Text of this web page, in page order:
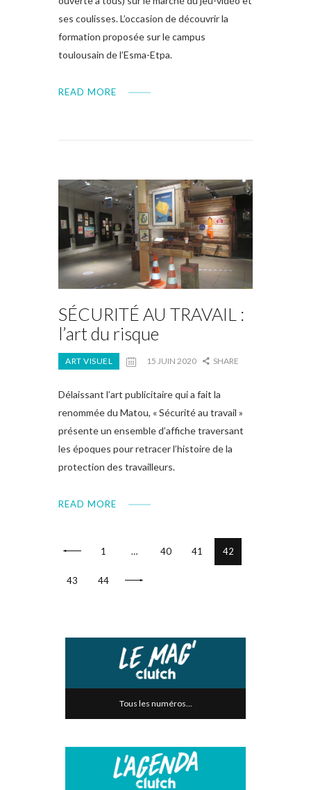
ses coulisses. L’occasion de découvrir la
formation proposée sur le campus
toulousain de l’Esma-Etpa.
READ MORE
SÉCURITÉ AU TRAVAIL :
l’art du risque
ART VISUEL 15 JUIN 2020 SHARE
Délaissant l’art publicitaire qui a fait la
renommée du Matou, « Sécurité au travail »
présente un ensemble d’affiche traversant
les époques pour retracer l’histoire de la
protection des travailleurs.
READ MORE
1 … 40 41 42
43 44
>
Tous les numéros...